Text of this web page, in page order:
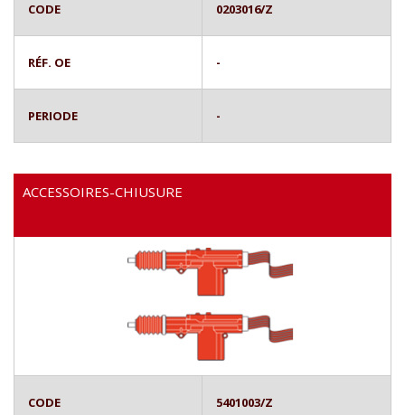
CODE 0203016/Z
RÉF. OE -
PERIODE -
ACCESSOIRES-CHIUSURE
CODE 5401003/Z